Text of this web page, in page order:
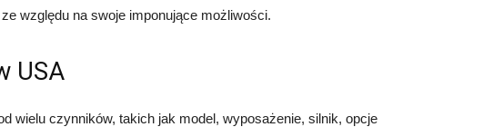
względu na swoje imponujące możliwości.
USA
wielu czynników, takich jak model, wyposażenie, silnik, opcje